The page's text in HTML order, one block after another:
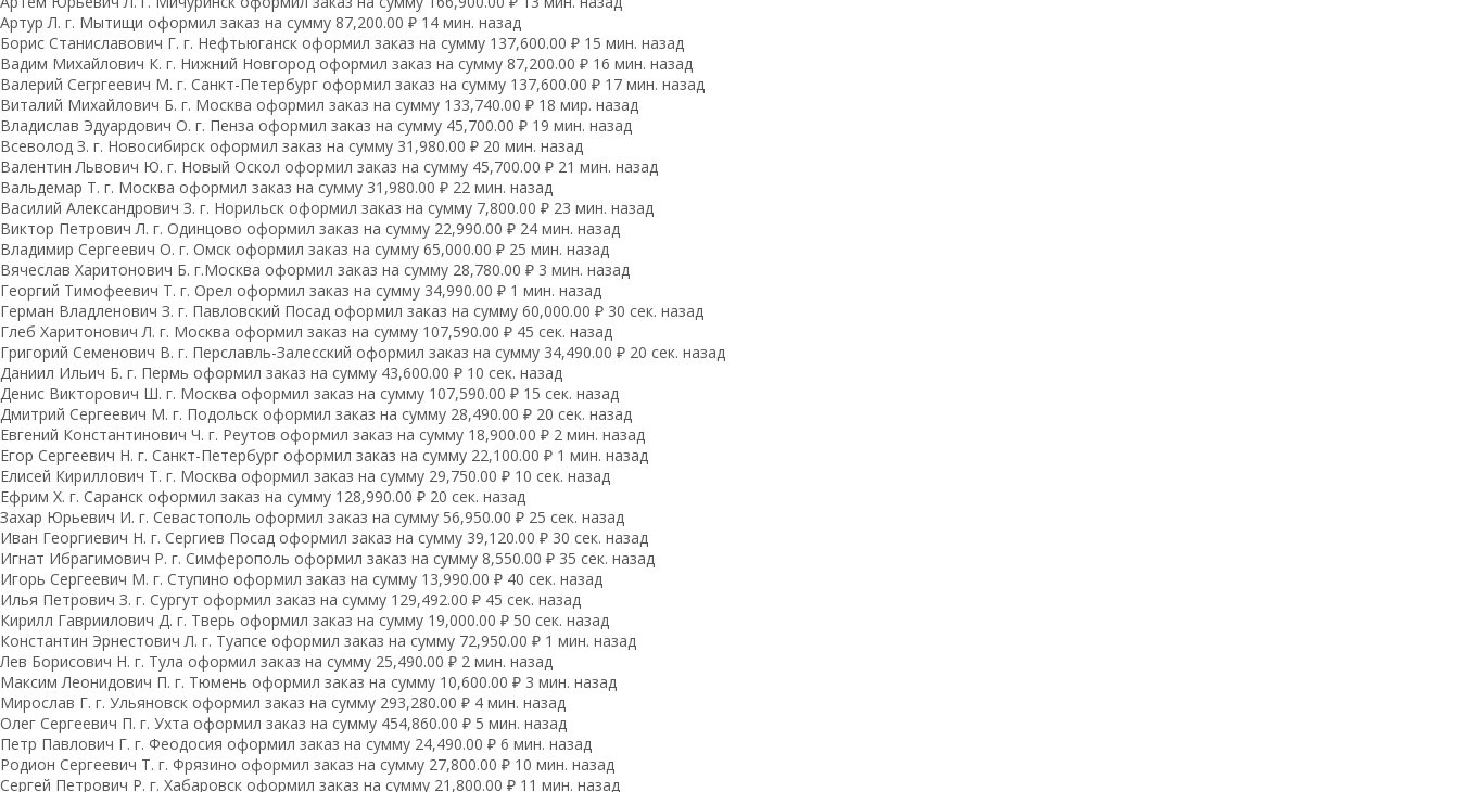
Артур Л. г. Мытищи оформил заказ на сумму 87,200.00 ₽ 14 мин. назад
Борис Станиславович Г. г. Нефтьюганск оформил заказ на сумму 137,600.00 ₽ 15 мин. назад
Вадим Михайлович К. г. Нижний Новгород оформил заказ на сумму 87,200.00 ₽ 16 мин. назад
Валерий Сегргеевич М. г. Санкт-Петербург оформил заказ на сумму 137,600.00 ₽ 17 мин. назад
Виталий Михайлович Б. г. Москва оформил заказ на сумму 133,740.00 ₽ 18 мир. назад
Владислав Эдуардович О. г. Пенза оформил заказ на сумму 45,700.00 ₽ 19 мин. назад
Всеволод З. г. Новосибирск оформил заказ на сумму 31,980.00 ₽ 20 мин. назад
Валентин Львович Ю. г. Новый Оскол оформил заказ на сумму 45,700.00 ₽ 21 мин. назад
Вальдемар Т. г. Москва оформил заказ на сумму 31,980.00 ₽ 22 мин. назад
Василий Александрович З. г. Норильск оформил заказ на сумму 7,800.00 ₽ 23 мин. назад
Виктор Петрович Л. г. Одинцово оформил заказ на сумму 22,990.00 ₽ 24 мин. назад
Владимир Сергеевич О. г. Омск оформил заказ на сумму 65,000.00 ₽ 25 мин. назад
Вячеслав Харитонович Б. г.Москва оформил заказ на сумму 28,780.00 ₽ 3 мин. назад
Георгий Тимофеевич Т. г. Орел оформил заказ на сумму 34,990.00 ₽ 1 мин. назад
Герман Владленович З. г. Павловский Посад оформил заказ на сумму 60,000.00 ₽ 30 сек. назад
Глеб Харитонович Л. г. Москва оформил заказ на сумму 107,590.00 ₽ 45 сек. назад
Григорий Семенович В. г. Перславль-Залесский оформил заказ на сумму 34,490.00 ₽ 20 сек. назад
Даниил Ильич Б. г. Пермь оформил заказ на сумму 43,600.00 ₽ 10 сек. назад
Денис Викторович Ш. г. Москва оформил заказ на сумму 107,590.00 ₽ 15 сек. назад
Дмитрий Сергеевич М. г. Подольск оформил заказ на сумму 28,490.00 ₽ 20 сек. назад
Евгений Константинович Ч. г. Реутов оформил заказ на сумму 18,900.00 ₽ 2 мин. назад
Егор Сергеевич Н. г. Санкт-Петербург оформил заказ на сумму 22,100.00 ₽ 1 мин. назад
Елисей Кириллович Т. г. Москва оформил заказ на сумму 29,750.00 ₽ 10 сек. назад
Ефрим Х. г. Саранск оформил заказ на сумму 128,990.00 ₽ 20 сек. назад
Захар Юрьевич И. г. Севастополь оформил заказ на сумму 56,950.00 ₽ 25 сек. назад
Иван Георгиевич Н. г. Сергиев Посад оформил заказ на сумму 39,120.00 ₽ 30 сек. назад
Игнат Ибрагимович Р. г. Симферополь оформил заказ на сумму 8,550.00 ₽ 35 сек. назад
Игорь Сергеевич М. г. Ступино оформил заказ на сумму 13,990.00 ₽ 40 сек. назад
Илья Петрович З. г. Сургут оформил заказ на сумму 129,492.00 ₽ 45 сек. назад
Кирилл Гавриилович Д. г. Тверь оформил заказ на сумму 19,000.00 ₽ 50 сек. назад
Константин Эрнестович Л. г. Туапсе оформил заказ на сумму 72,950.00 ₽ 1 мин. назад
Лев Борисович Н. г. Тула оформил заказ на сумму 25,490.00 ₽ 2 мин. назад
Максим Леонидович П. г. Тюмень оформил заказ на сумму 10,600.00 ₽ 3 мин. назад
Мирослав Г. г. Ульяновск оформил заказ на сумму 293,280.00 ₽ 4 мин. назад
Олег Сергеевич П. г. Ухта оформил заказ на сумму 454,860.00 ₽ 5 мин. назад
Петр Павлович Г. г. Феодосия оформил заказ на сумму 24,490.00 ₽ 6 мин. назад
Родион Сергеевич Т. г. Фрязино оформил заказ на сумму 27,800.00 ₽ 10 мин. назад
Сергей Петрович Р. г. Хабаровск оформил заказ на сумму 21,800.00 ₽ 11 мин. назад